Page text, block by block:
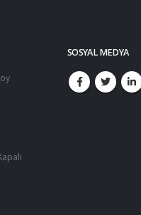
SOSYAL MEDYA